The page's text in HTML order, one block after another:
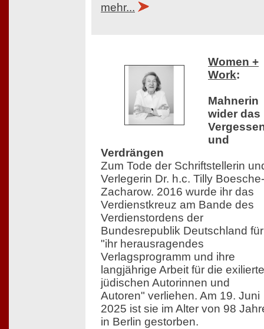
mehr...
Women +
Work:
Mahnerin
wider das
und
Verdrängen
Zum Tode der Schriftstellerin
Verlegerin Dr. h.c. Tilly Boesche-
Zacharow. 2016 wurde ihr das
Verdienstkreuz am Bande des
Verdienstordens der
Bundesrepublik Deutschland für
"ihr herausragendes
Verlagsprogramm und ihre
langjährige Arbeit für die
jüdischen Autorinnen und
Autoren" verliehen. Am 19. Juni
2025 ist sie im Alter von 98
in Berlin gestorben.